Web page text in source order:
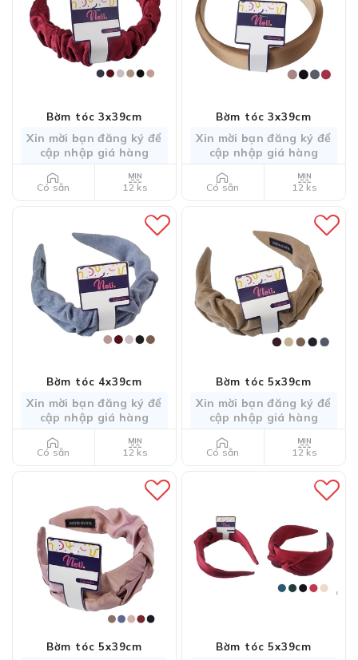
Bờm tóc 3x39cm
Xin mời bạn đăng ký để
cập nhập giá hàng
Có sẵn 12 ks
Bờm tóc 3x39cm
Xin mời bạn đăng ký để
cập nhập giá hàng
Có sẵn 12 ks
Bờm tóc 4x39cm
Xin mời bạn đăng ký để
cập nhập giá hàng
Có sẵn 12 ks
Bờm tóc 5x39cm
Xin mời bạn đăng ký để
cập nhập giá hàng
Có sẵn 12 ks
Bờm tóc 5x39cm Bờm tóc 5x39cm